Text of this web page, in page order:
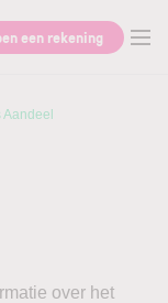
informatie
een rekening
over het